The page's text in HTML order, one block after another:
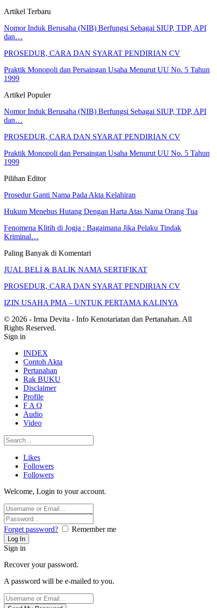
Artikel Terbaru
Nomor Induk Berusaha (NIB) Berfungsi Sebagai SIUP, TDP, API
dan…
PROSEDUR, CARA DAN SYARAT PENDIRIAN CV
Praktik Monopoli dan Persaingan Usaha Menurut UU No. 5 Tahun
1999
Artikel Populer
Nomor Induk Berusaha (NIB) Berfungsi Sebagai SIUP, TDP, API
dan…
PROSEDUR, CARA DAN SYARAT PENDIRIAN CV
Praktik Monopoli dan Persaingan Usaha Menurut UU No. 5 Tahun
1999
Pilihan Editor
Prosedur Ganti Nama Pada Akta Kelahiran
Hukum Menebus Hutang Dengan Harta Atas Nama Orang Tua
Fenomena Klitih di Jogja : Bagaimana Jika Pelaku Tindak
Kriminal…
Paling Banyak di Komentari
JUAL BELI & BALIK NAMA SERTIFIKAT
PROSEDUR, CARA DAN SYARAT PENDIRIAN CV
IZIN USAHA PMA – UNTUK PERTAMA KALINYA
© 2026 - Irma Devita - Info Kenotariatan dan Pertanahan. All
Rights Reserved.
Sign in
INDEX
Contoh Akta
Pertanahan
Rak BUKU
Disclaimer
Profile
F A Q
Audio
Video
Likes
Followers
Followers
Welcome, Login to your account.
Forget password? Remember me
Sign in
Recover your password.
A password will be e-mailed to you.